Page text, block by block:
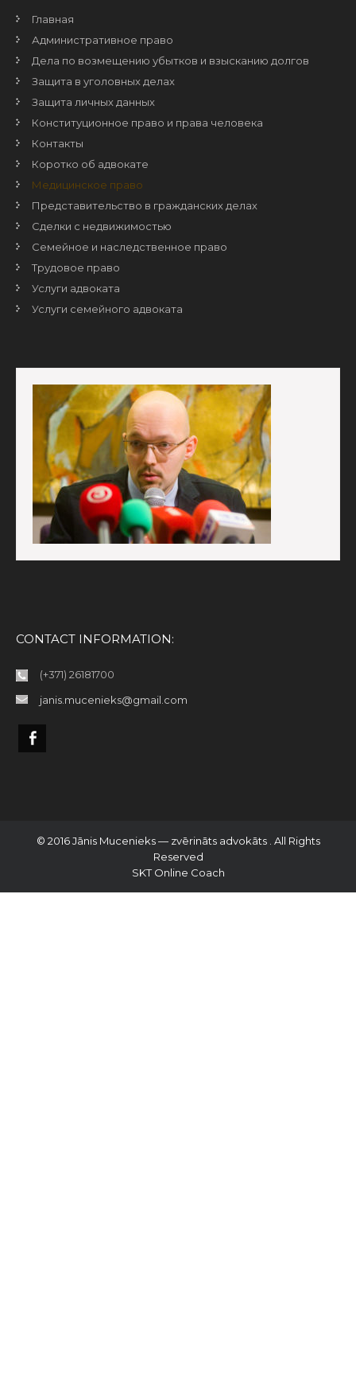
Главная
Административное право
Дела по возмещению убытков и взысканию долгов
Защита в уголовных делах
Защита личных данных
Конституционное право и права человека
Контакты
Коротко об адвокате
Медицинское право
Представительство в гражданских делах
Сделки с недвижимостью
Семейное и наследственное право
Трудовое право
Услуги адвоката
Услуги семейного адвоката
CONTACT INFORMATION:
(+371) 26181700
janis.mucenieks@gmail.com
© 2016 Jānis Mucenieks — zvērināts advokāts . All Rights
Reserved
SKT Online Coach